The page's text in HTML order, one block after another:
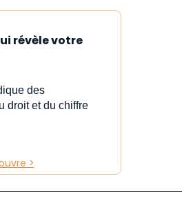
révèle votre
des
droit et du chiffre
>